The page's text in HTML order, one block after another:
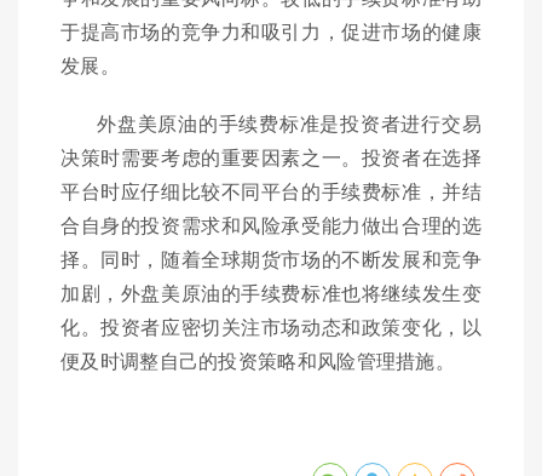
于提高市场的竞争力和吸引力，促进市场的健康
发展。
外盘美原油的手续费标准是投资者进行交易
决策时需要考虑的重要因素之一。投资者在选择
平台时应仔细比较不同平台的手续费标准，并结
合自身的投资需求和风险承受能力做出合理的选
择。同时，随着全球期货市场的不断发展和竞争
加剧，外盘美原油的手续费标准也将继续发生变
化。投资者应密切关注市场动态和政策变化，以
便及时调整自己的投资策略和风险管理措施。